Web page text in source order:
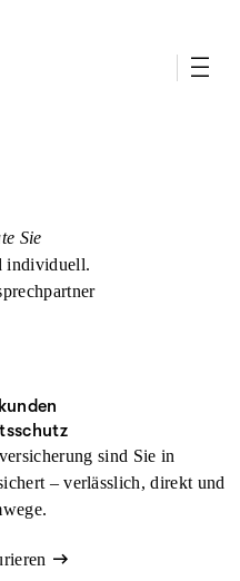
Sie
individuell.
sind Sie in
– verlässlich, direkt und